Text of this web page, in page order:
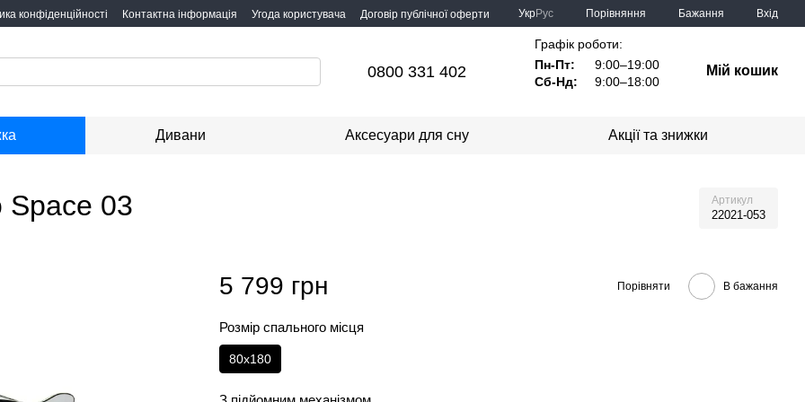
конфіденційності Контактна інформація Угода користувача Договір публічної оферти УкрРус Порівняння Бажання Вхід
0800 331 402
Графік роботи:
Пн-Пт:
9:00–19:00
Сб-Нд:
9:00–18:00
Мій кошик
Дивани Аксесуари для сну Акції та знижки
Space 03 Артикул
22021-053
5 799 грн Порівняти В бажання
Розмір спального місця
80х180